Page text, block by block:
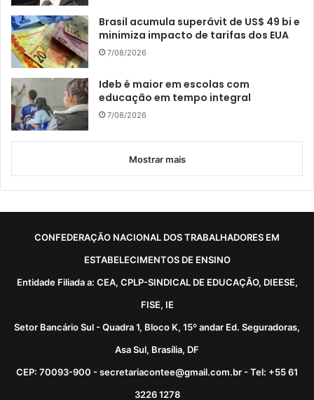
Brasil acumula superávit de US$ 49 bi e
minimiza impacto de tarifas dos EUA
7/08/2026
Ideb é maior em escolas com
educação em tempo integral
7/08/2026
Mostrar mais
CONFEDERAÇÃO NACIONAL DOS TRABALHADORES EM
ESTABELECIMENTOS DE ENSINO
Entidade Filiada a: CEA, CPLP-SINDICAL DE EDUCAÇÃO, DIEESE,
FISE, IE
Setor Bancário Sul - Quadra 1, Bloco K, 15º andar Ed. Seguradoras,
Asa Sul, Brasília, DF
CEP: 70093-900 - secretariacontee@gmail.com.br - Tel: +55 61
3226 1278